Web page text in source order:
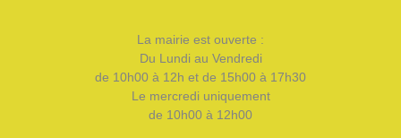
La mairie est ouverte :
Du Lundi au Vendredi
de 10h00 à 12h et de 15h00 à 17h30
Le mercredi uniquement
de 10h00 à 12h00